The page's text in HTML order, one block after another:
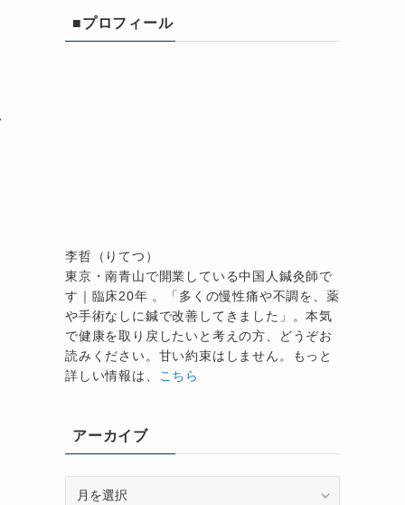
■プロフィール
李哲（りてつ）
東京・南青山で開業している中国人鍼灸師で
す｜臨床20年 。「多くの慢性痛や不調を、薬
や手術なしに鍼で改善してきました」。本気
で健康を取り戻したいと考えの方、どうぞお
読みください。甘い約束はしません。もっと
詳しい情報は、 こちら
アーカイブ